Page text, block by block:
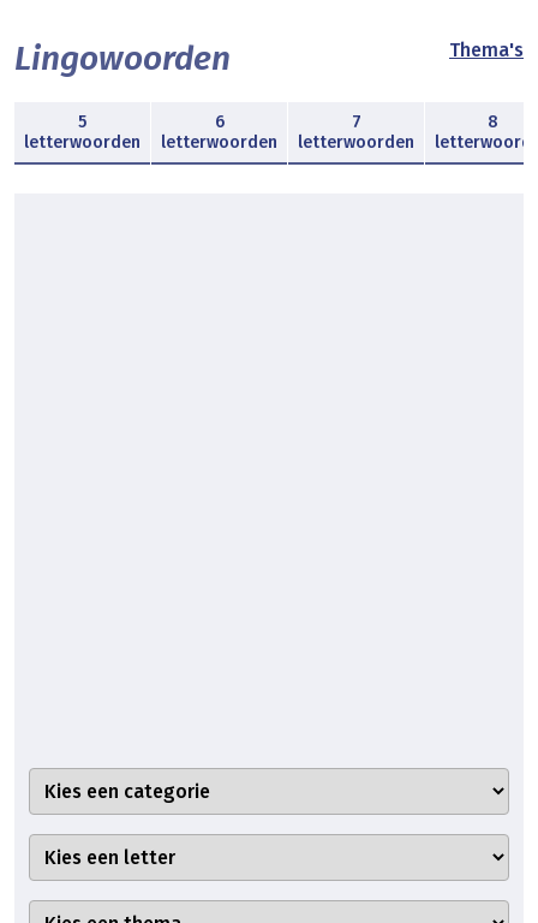
Lingowoorden Thema's
5
letterwoorden
6
letterwoorden
7
letterwoorden
8